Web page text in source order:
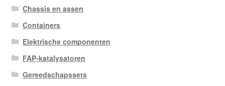
Chassis en assen
Containers
Elektrische componenten
FAP-katalysatoren
Gereedschapssets